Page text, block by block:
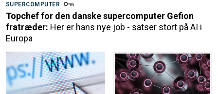
SUPERCOMPUTER
Topchef for den danske supercomputer Gefion
fratræder: Her er hans nye job - satser stort på AI i
Europa